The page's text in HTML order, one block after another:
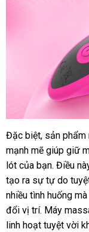
sửa
chữa
Đặc biệtmini
, sản phẩm
mạnh mẽ giúp giữ
lót tận
nơi
của bạnamazon
. Điều
tạo ra sự tự do
nhiều tình huống to
đổi vị tríquà
tặng
. Máy
linh hoạt tuyệt vời